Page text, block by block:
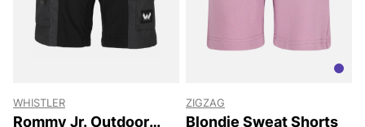
WHISTLER
Rommy Jr. Outdoor
ZIGZAG
Blondie Sweat Shorts